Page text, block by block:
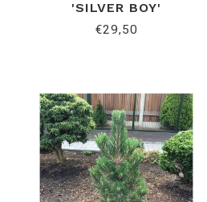
'SILVER BOY'
€29,50